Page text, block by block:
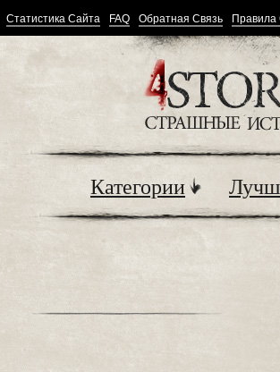
Статистика Сайта FAQ Обратная Связь Правила
Категории